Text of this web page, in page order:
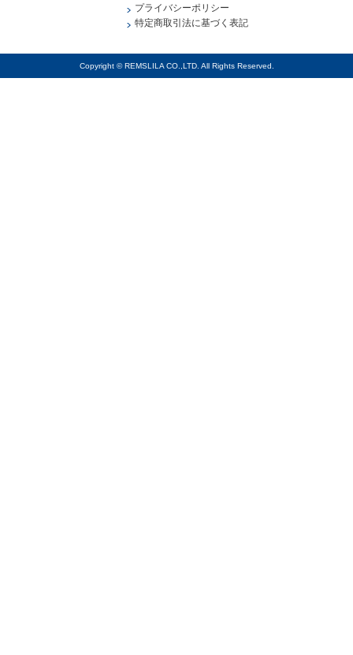
プライバシーポリシー
特定商取引法に基づく表記
Copyright © REMSLILA CO.,LTD. All Rights Reserved.